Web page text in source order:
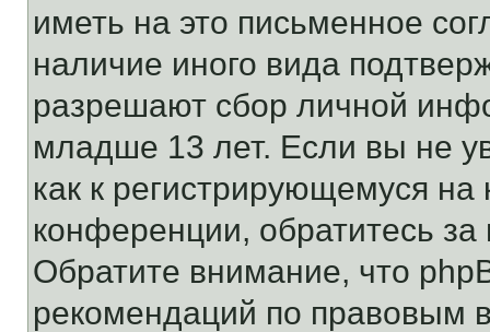
иметь на это письменное
наличие иного вида
разрешают сбор личной
младше 13 лет. Если вы не
как к регистрирующемуся
конференции, обратитесь
Обратите внимание, что
рекомендаций по правовым